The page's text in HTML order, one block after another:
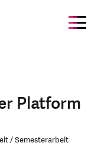
Platform
/ Semesterarbeit